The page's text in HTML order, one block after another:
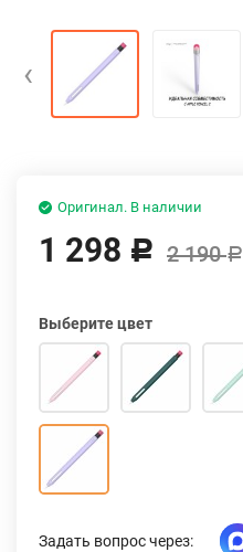
‹
Оригинал. В наличии
1 298 Р 2 190Р
Выберите цвет
Задать вопрос через: